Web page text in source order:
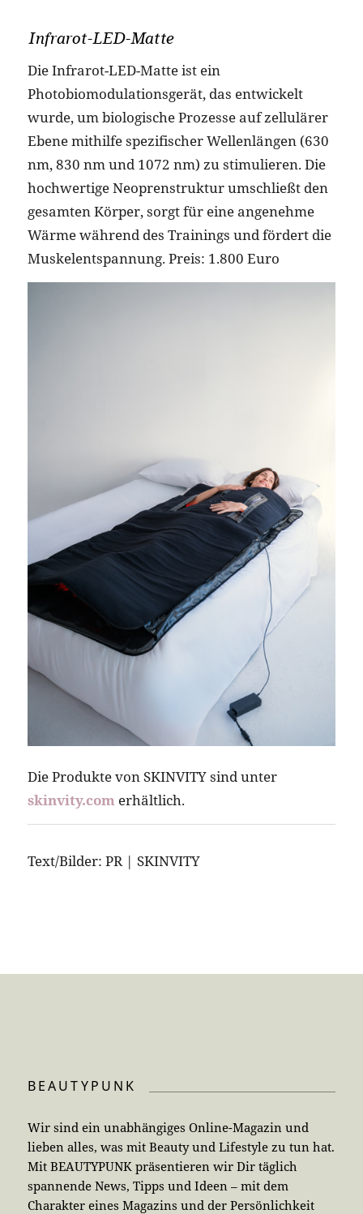
Infrarot-LED-Matte
Die Infrarot-LED-Matte ist ein
Photobiomodulationsgerät, das entwickelt
wurde, um biologische Prozesse auf zellulärer
Ebene mithilfe spezifischer Wellenlängen (630
nm, 830 nm und 1072 nm) zu stimulieren. Die
hochwertige Neoprenstruktur umschließt den
gesamten Körper, sorgt für eine angenehme
Wärme während des Trainings und fördert die
Muskelentspannung. Preis: 1.800 Euro
Die Produkte von SKINVITY sind unter
skinvity.comerhältlich.
Text/Bilder: PR | SKINVITY
BEAUTYPUNK
Wir sind ein unabhängiges Online-Magazin und
lieben alles, was mit Beauty und Lifestyle zu tun hat.
Mit BEAUTYPUNK präsentieren wir Dir täglich
spannende News, Tipps und Ideen – mit dem
Charakter eines Magazins und der Persönlichkeit